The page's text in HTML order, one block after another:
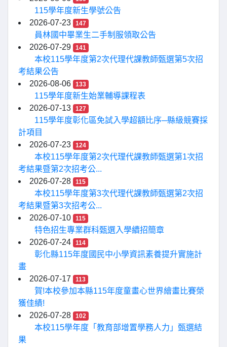
115學年度新生學號公告
2026-07-23
147
員林國中畢業生二手制服領取公告
2026-07-29
141
本校115學年度第2次代理代課教師甄選第5次招
考結果公告
2026-08-06
133
115學年度新生始業輔導課程表
2026-07-13
127
115學年度彰化區免試入學超額比序─縣級競賽採
計項目
2026-07-23
124
本校115學年度第2次代理代課教師甄選第1次招
考結果暨第2次招考公...
2026-07-28
115
本校115學年度第3次代理代課教師甄選第2次招
考結果暨第3次招考公...
2026-07-10
115
特色招生專業群科甄選入學續招簡章
2026-07-24
114
彰化縣115年度國民中小學資訊素養提升實施計
畫
2026-07-17
113
賀!本校參加本縣115年度童畫心世界繪畫比賽榮
獲佳績!
2026-07-28
102
本校115學年度「教育部增置學務人力」甄選結
果